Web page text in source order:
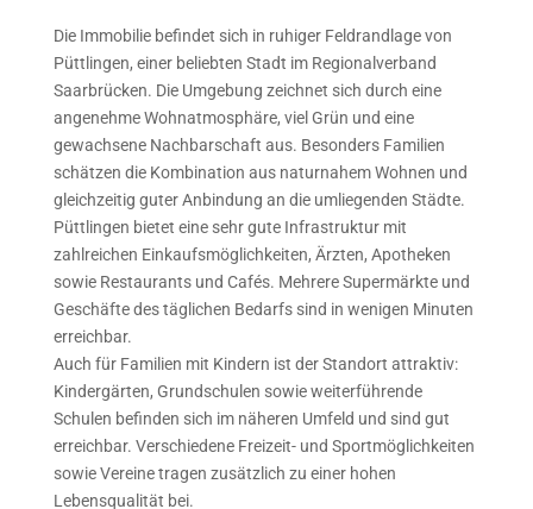
Die Immobilie befindet sich in ruhiger Feldrandlage von
Püttlingen, einer beliebten Stadt im Regionalverband
Saarbrücken. Die Umgebung zeichnet sich durch eine
angenehme Wohnatmosphäre, viel Grün und eine
gewachsene Nachbarschaft aus. Besonders Familien
schätzen die Kombination aus naturnahem Wohnen und
gleichzeitig guter Anbindung an die umliegenden Städte.
Püttlingen bietet eine sehr gute Infrastruktur mit
zahlreichen Einkaufsmöglichkeiten, Ärzten, Apotheken
sowie Restaurants und Cafés. Mehrere Supermärkte und
Geschäfte des täglichen Bedarfs sind in wenigen Minuten
erreichbar.
Auch für Familien mit Kindern ist der Standort attraktiv:
Kindergärten, Grundschulen sowie weiterführende
Schulen befinden sich im näheren Umfeld und sind gut
erreichbar. Verschiedene Freizeit- und Sportmöglichkeiten
sowie Vereine tragen zusätzlich zu einer hohen
Lebensqualität bei.